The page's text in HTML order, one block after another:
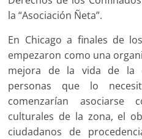
la “Asociación Ñeta”.
En Chicago a finales de
empezaron como una
mejora de la vida de la
personas que lo
comenzarían
culturales de la zona, el
ciudadanos de